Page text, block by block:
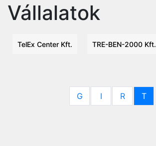
Vállalatok
TelEx Center Kft. TRE-BEN-2000 Kft.
G I R T